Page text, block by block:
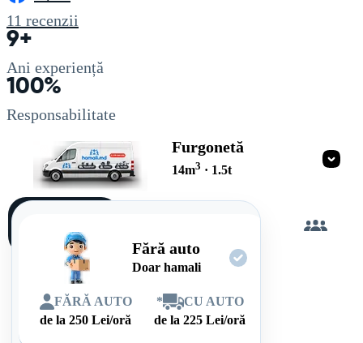
11 recenzii
9+
Ani experiență
100%
Responsabilitate
Furgonetă
14m3 · 1.5t
Fără auto
Doar hamali
FĂRĂ AUTO
de la250 Lei/oră
*
CU AUTO
de la225 Lei/oră
singur